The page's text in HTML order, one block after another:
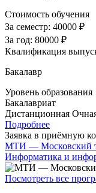
Стоимость обучения
За семестр: 40000 ₽
За год: 80000 ₽
Квалификация
Бакалавр
Уровень образования
Бакалавриат
Дистанционная
Подробнее
Заявка в приёмную
МТИ — Московский
Информатика и
Посмотреть все